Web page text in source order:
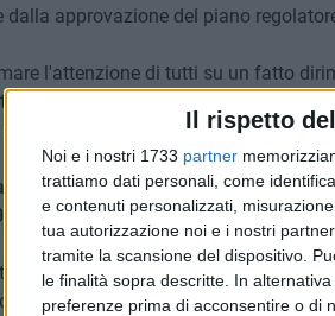
Il rispetto
Noi e i nostri 1733 partner
trattiamo dati personali, come
e contenuti personalizzati,
tua autorizzazione noi e i nostri
tramite la scansione del dispositivo.
le finalità sopra descritte. In
preferenze prima di acconsentire o di
approvazione del piano
l'attenzione di tutti su un fatto
che non esista. Vale a dire, il
su di un incremento errato in
Piano, infatti, si evince che al 2000
ben 91mila.
dati ogni altra tesi dovrebbe cedere e
positivamente il